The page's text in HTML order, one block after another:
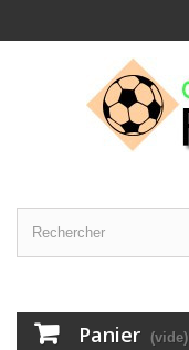
Panier (vide)